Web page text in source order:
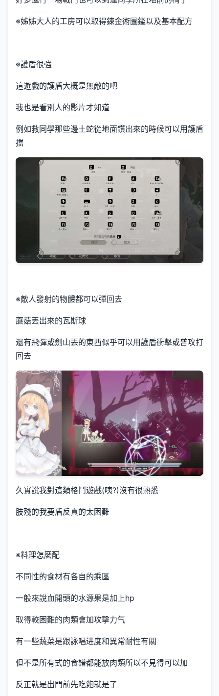
※姊姊大人的工房可以取得鍊金術圖鑑以及基本配方
※護盾很強
這遊戲的護盾大概是無敵的吧
我也是看別人的影片才知道
例如救同學那些邊土蛇從地面鑽出來的時候可以用護盾
擋
※敵人發射的物體都可以彈回去
蘑菇丟出來的瓦斯球
還有飛彈或劍山丟的東西似乎可以用護盾衝擊或普攻打
回去
久實說我對這類格鬥遊戲(咦?)沒有很熟悉
肢殘的我要盾反真的太困難
※料理怎麼配
不同性的食材有各自的乘區
一般來說血開頭的水源果是加上hp
取得較困難的肉類會加攻擊力气
有一些蔬菜是跟詠唱进度和異常耐性有關
但不是所有式的食譜都能放肉類所以不見得可以加
反正就是出門前先吃飽就是了